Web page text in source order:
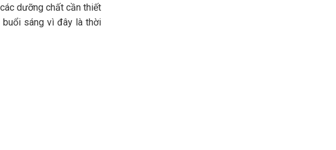
dưỡng chất cần thiết
buổi sáng vì đây là thời